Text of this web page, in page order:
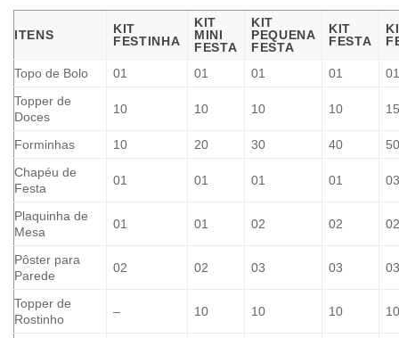
ITENS
KIT
FESTINHA
KIT
MINI
FESTA
KIT
PEQUENA
FESTA
KIT
FESTA
Topo de Bolo 01 01 01 01
01
Topper de
Doces
10 10 10 10 15
Forminhas 10 20 30 40
50
Chapéu de
Festa
01 01 01 01 03
Plaquinha de
Mesa
01 01 02 02 02
Pôster para
Parede
02 02 03 03 03
Topper de
Rostinho
– 10 10 10 10